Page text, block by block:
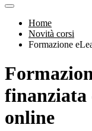
Home
Novità corsi
Formazione
finanziata
online